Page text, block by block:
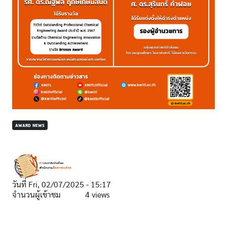
AWARD NEWS
วันที่ Fri, 02/07/2025 - 15:17
จำนวนผู้เข้าชม
4 views